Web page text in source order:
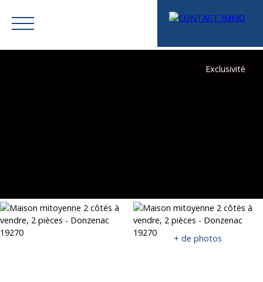
Mes favoris Espace vendeur Estimation
Exclusivité
+ de photos